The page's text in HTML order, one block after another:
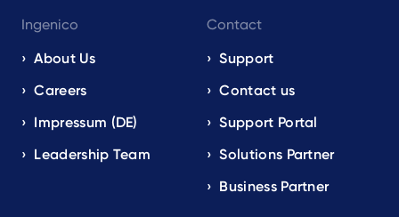
Ingenico
About Us
Careers
Impressum (DE)
Leadership Team
Contact
Support
Contact us
Support Portal
Solutions Partner
Business Partner